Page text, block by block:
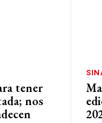
tener
nos